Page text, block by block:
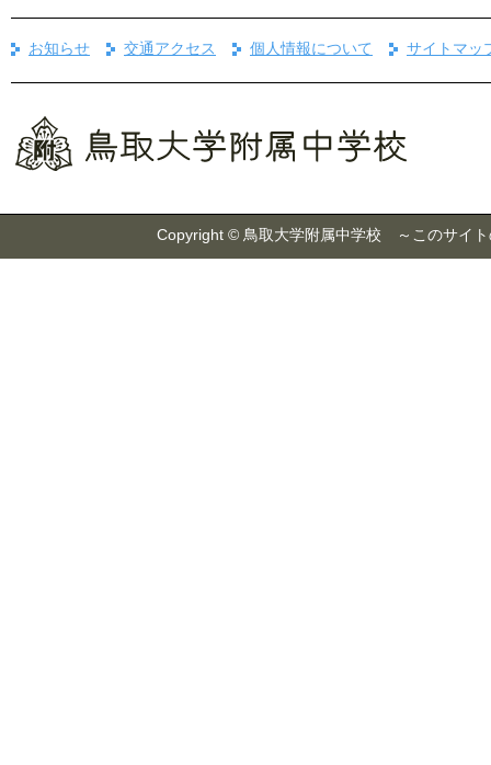
お知らせ 交通アクセス 個人情報について サイトマッ
Copyright © 鳥取大学附属中学校 ～このサイト